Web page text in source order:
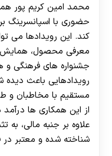
محمد امین کریم پور
حضوری با اسپانسرینگ
کند. این رویدادها می‌
معرفی محصول، همایش
جشنواره های فرهنگی و
رویدادهایی باعث دیده
مستقیم با مخاطبان و
از این همکاری ها
علاوه بر جنبه مالی، به
شناخته شده و معتبر